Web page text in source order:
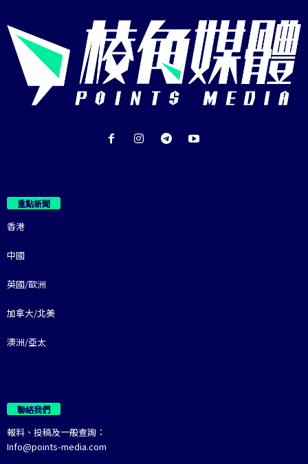
重點新聞
香港
中國
英國/歐洲
加拿大/北美
澳洲/亞太
聯絡我們
報料、投稿及一般查詢：
Info@points-media.com